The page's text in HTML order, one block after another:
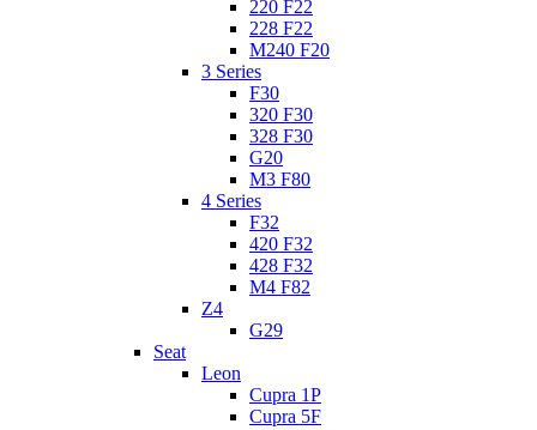
220 F22
228 F22
M240 F20
3 Series
F30
320 F30
328 F30
G20
M3 F80
4 Series
F32
420 F32
428 F32
M4 F82
Z4
G29
Seat
Leon
Cupra 1P
Cupra 5F